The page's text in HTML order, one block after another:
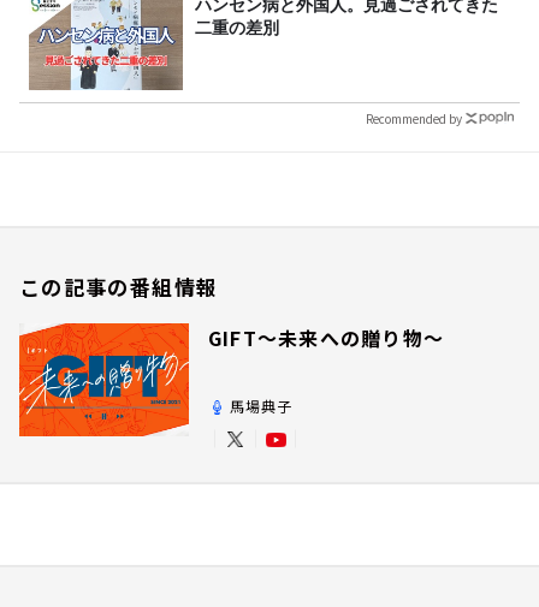
ハンセン病と外国人。見過ごされてきた
二重の差別
Recommended by
この記事の番組情報
GIFT～未来への贈り物～
馬場典子